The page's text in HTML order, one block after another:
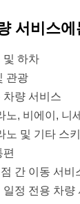
서비스
및 하차
관광
차량 서비스
노, 비에이, 니
노 및 기타 스
간 이동 서비
정 전용 차량